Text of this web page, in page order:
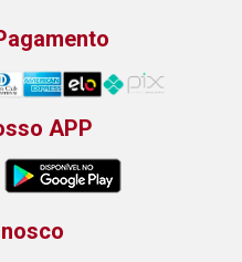
APP